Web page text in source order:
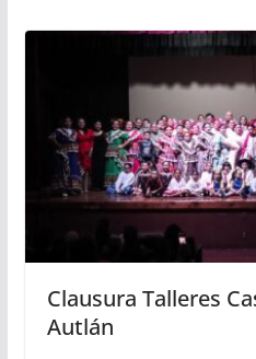
Clausura Talleres
Autlán